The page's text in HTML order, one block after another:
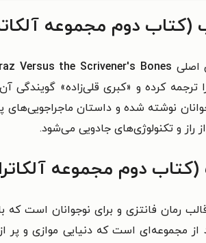
دوم مجموعه
اصلی Versus the Scrivener's Bones
کرده و «کبری قلی‌زاده» گویندگی
نوشته شده و داستان ماجراجویی‌های
راز و تکنولوژی‌های جادویی می‌شود.
دوم مجموعه
رمان فانتزی و برای نوجوانان است که
از مجموعه‌ای است که دنیایی موازی و